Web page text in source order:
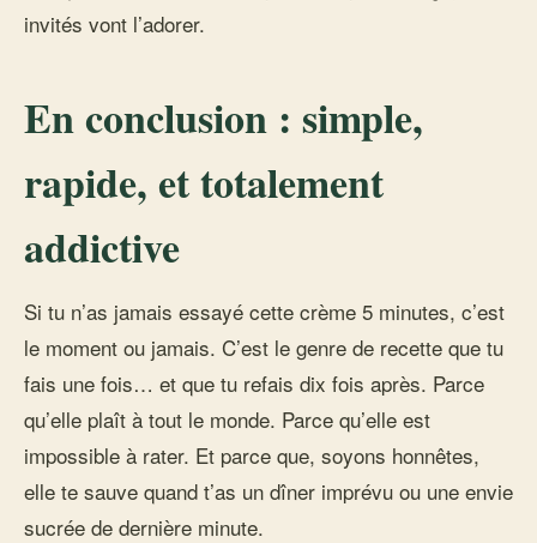
invités vont l’adorer.
En conclusion : simple,
rapide, et totalement
addictive
Si tu n’as jamais essayé cette crème 5 minutes, c’est
le moment ou jamais. C’est le genre de recette que tu
fais une fois… et que tu refais dix fois après. Parce
qu’elle plaît à tout le monde. Parce qu’elle est
impossible à rater. Et parce que, soyons honnêtes,
elle te sauve quand t’as un dîner imprévu ou une envie
sucrée de dernière minute.